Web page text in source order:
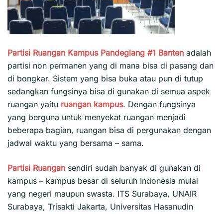
Partisi Ruangan Kampus Pandeglang #1 Banten adalah
partisi non permanen yang di mana bisa di pasang dan
di bongkar. Sistem yang bisa buka atau pun di tutup
sedangkan fungsinya bisa di gunakan di semua aspek
ruangan yaitu ruangan kampus. Dengan fungsinya
yang berguna untuk menyekat ruangan menjadi
beberapa bagian, ruangan bisa di pergunakan dengan
jadwal waktu yang bersama – sama.
Partisi Ruangan sendiri sudah banyak di gunakan di
kampus – kampus besar di seluruh Indonesia mulai
yang negeri maupun swasta. ITS Surabaya, UNAIR
Surabaya, Trisakti Jakarta, Universitas Hasanudin